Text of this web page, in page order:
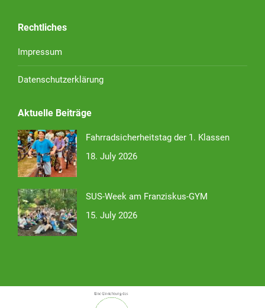
Rechtliches
Impressum
Datenschutzerklärung
Aktuelle Beiträge
Fahrradsicherheitstag der 1. Klassen
18. July 2026
SUS-Week am Franziskus-GYM
15. July 2026